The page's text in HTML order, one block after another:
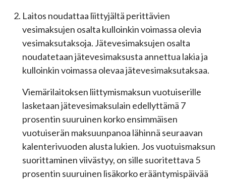
Laitos noudattaa liittyjältä perittävien
vesimaksujen osalta kulloinkin voimassa olevia
vesimaksutaksoja. Jätevesimaksujen osalta
noudatetaan jätevesimaksusta annettua lakia ja
kulloinkin voimassa olevaa jätevesimaksutaksaa.
Viemärilaitoksen liittymismaksun vuotuiserille
lasketaan jätevesimaksulain edellyttämä 7
prosentin suuruinen korko ensimmäisen
vuotuiserän maksuunpanoa lähinnä seuraavan
kalenterivuoden alusta lukien. Jos vuotuismaksun
suorittaminen viivästyy, on sille suoritettava 5
prosentin suuruinen lisäkorko erääntymispäivää